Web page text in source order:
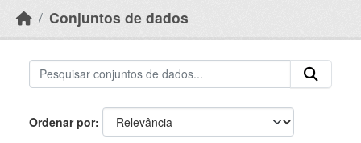
Conjuntos de dados
Ordenar por